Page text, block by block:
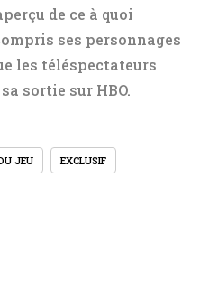
de ce à quoi
ses personnages
les téléspectateurs
sortie sur HBO.
JEU EXCLUSIF